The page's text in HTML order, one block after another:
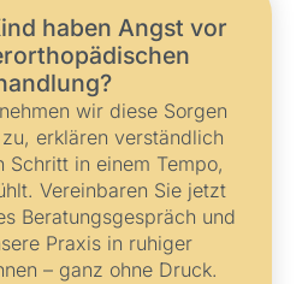
haben Angst vor
nehmen wir diese Sorgen
erklären verständlich
Schritt in einem Tempo,
Vereinbaren Sie jetzt
Beratungsgespräch und
Praxis in ruhiger
– ganz ohne Druck.